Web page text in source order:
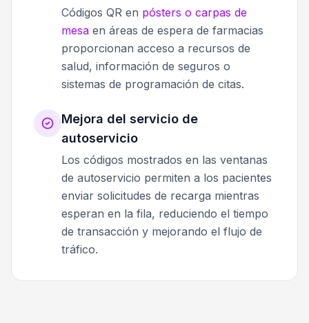
Códigos QR en pósters o carpas de
mesa en áreas de espera de farmacias
proporcionan acceso a recursos de
salud, información de seguros o
sistemas de programación de citas.
Mejora del servicio de
autoservicio
Los códigos mostrados en las ventanas
de autoservicio permiten a los pacientes
enviar solicitudes de recarga mientras
esperan en la fila, reduciendo el tiempo
de transacción y mejorando el flujo de
tráfico.